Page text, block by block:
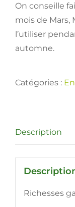
On conseille
mois de Mars,
l’utiliser
automne.
Catégories :
Description
Richesses